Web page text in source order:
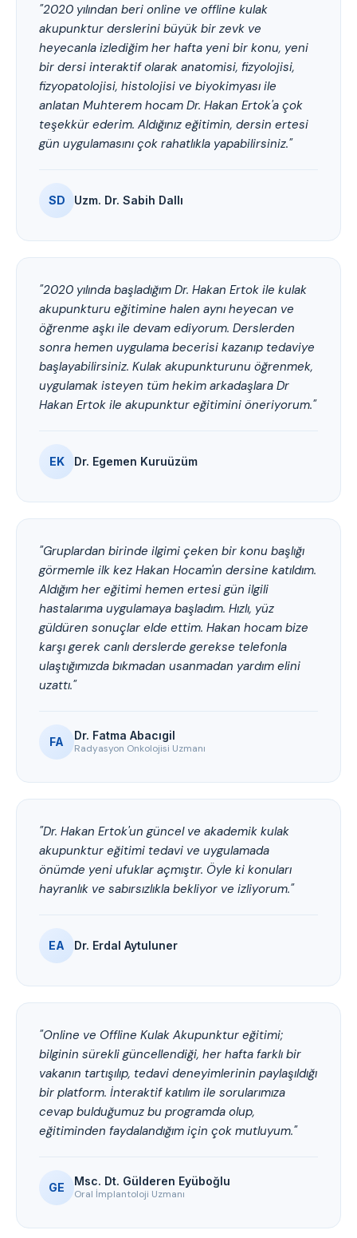
"2020 yılından beri online ve offline kulak
akupunktur derslerini büyük bir zevk ve
heyecanla izlediğim her hafta yeni bir konu, yeni
bir dersi interaktif olarak anatomisi, fizyolojisi,
fizyopatolojisi, histolojisi ve biyokimyası ile
anlatan Muhterem hocam Dr. Hakan Ertok'a çok
teşekkür ederim. Aldığınız eğitimin, dersin ertesi
gün uygulamasını çok rahatlıkla yapabilirsiniz."
SD Uzm. Dr. Sabih Dallı
"2020 yılında başladığım Dr. Hakan Ertok ile kulak
akupunkturu eğitimine halen aynı heyecan ve
öğrenme aşkı ile devam ediyorum. Derslerden
sonra hemen uygulama becerisi kazanıp tedaviye
başlayabilirsiniz. Kulak akupunkturunu öğrenmek,
uygulamak isteyen tüm hekim arkadaşlara Dr
Hakan Ertok ile akupunktur eğitimini öneriyorum."
EK Dr. Egemen Kuruüzüm
"Gruplardan birinde ilgimi çeken bir konu başlığı
görmemle ilk kez Hakan Hocam'ın dersine katıldım.
Aldığım her eğitimi hemen ertesi gün ilgili
hastalarıma uygulamaya başladım. Hızlı, yüz
güldüren sonuçlar elde ettim. Hakan hocam bize
karşı gerek canlı derslerde gerekse telefonla
ulaştığımızda bıkmadan usanmadan yardım elini
uzattı."
FA Dr. Fatma Abacıgil
Radyasyon Onkolojisi Uzmanı
"Dr. Hakan Ertok'un güncel ve akademik kulak
akupunktur eğitimi tedavi ve uygulamada
önümde yeni ufuklar açmıştır. Öyle ki konuları
hayranlık ve sabırsızlıkla bekliyor ve izliyorum."
EA Dr. Erdal Aytuluner
"Online ve Offline Kulak Akupunktur eğitimi;
bilginin sürekli güncellendiği, her hafta farklı bir
vakanın tartışılıp, tedavi deneyimlerinin paylaşıldığı
bir platform. İnteraktif katılım ile sorularımıza
cevap bulduğumuz bu programda olup,
eğitiminden faydalandığım için çok mutluyum."
GE Msc. Dt. Gülderen Eyüboğlu
Oral İmplantoloji Uzmanı